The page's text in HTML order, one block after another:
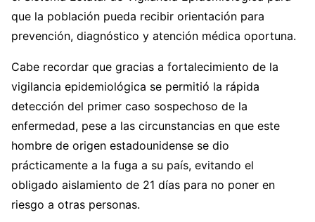
que la población pueda recibir orientación para
prevención, diagnóstico y atención médica oportuna.
Cabe recordar que gracias a fortalecimiento de la
vigilancia epidemiológica se permitió la rápida
detección del primer caso sospechoso de la
enfermedad, pese a las circunstancias en que este
hombre de origen estadounidense se dio
prácticamente a la fuga a su país, evitando el
obligado aislamiento de 21 días para no poner en
riesgo a otras personas.